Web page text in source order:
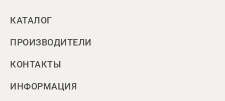
КАТАЛОГ
ПРОИЗВОДИТЕЛИ
КОНТАКТЫ
ИНФОРМАЦИЯ